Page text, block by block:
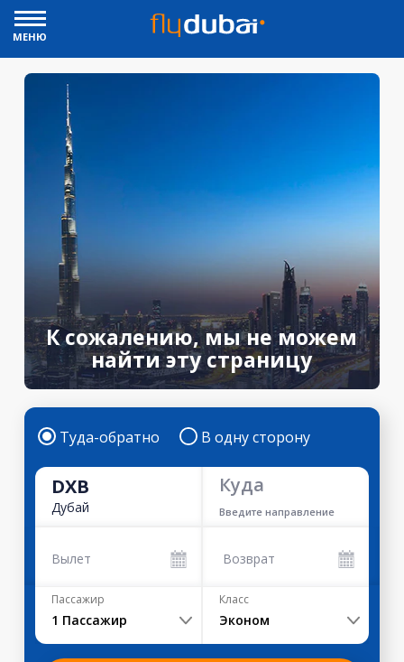
МЕНЮ
К сожалению, мы не можем
найти эту страницу
Туда-обратно В одну сторону
DXB
Дубай
Куда
Введите направление
Вылет Возврат
Пассажир
1 Пассажир
Класс
Эконом